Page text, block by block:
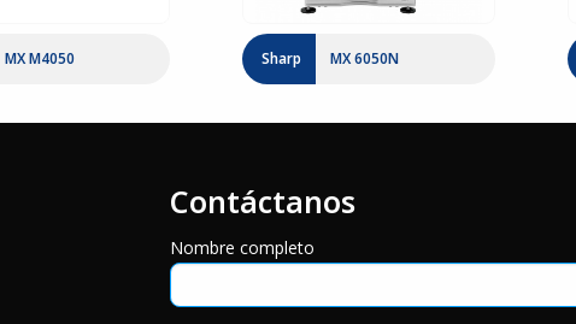
MX M4050 Sharp MX 6050N
Contáctanos
Nombre completo